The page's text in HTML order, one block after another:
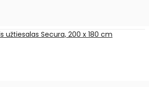
užtiesalas Secura, 200 x 180 cm